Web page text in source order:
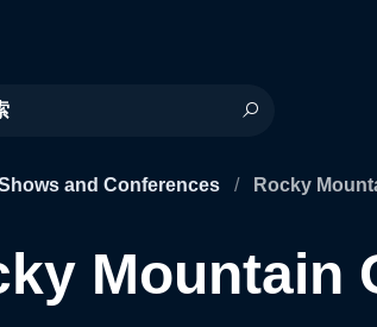
and Conferences / Rocky
Mountain